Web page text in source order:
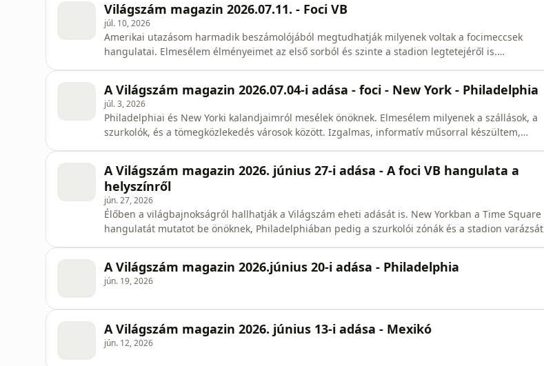
Világszám magazin 2026.07.11. - Foci VB
júl. 10, 2026
Amerikai utazásom harmadik beszámolójából megtudhatják milyenek voltak a focimeccsek
hangulatai. Elmesélem élményeimet az első sorból és szinte a stadion legtetejéről is.
A Világszám magazin 2026.07.04-i adása - foci - New York - Philadelphia
júl. 3, 2026
Philadelphiai és New Yorki kalandjaimról mesélek önöknek. Elmesélem milyenek a szállások, a
szurkolók, és a tömegközlekedés városok között. Izgalmas, informatív műsorral készültem,
A Világszám magazin 2026. június 27-i adása - A foci VB hangulata a
helyszínről
jún. 27, 2026
Élőben a világbajnokságról hallhatják a Világszám eheti adását is. New Yorkban a Time Square
hangulatát mutatot be önöknek, Philadelphiában pedig a szurkolói zónák és a stadion varázsát
A Világszám magazin 2026.június 20-i adása - Philadelphia
jún. 19, 2026
A Világszám magazin 2026. június 13-i adása - Mexikó
jún. 12, 2026